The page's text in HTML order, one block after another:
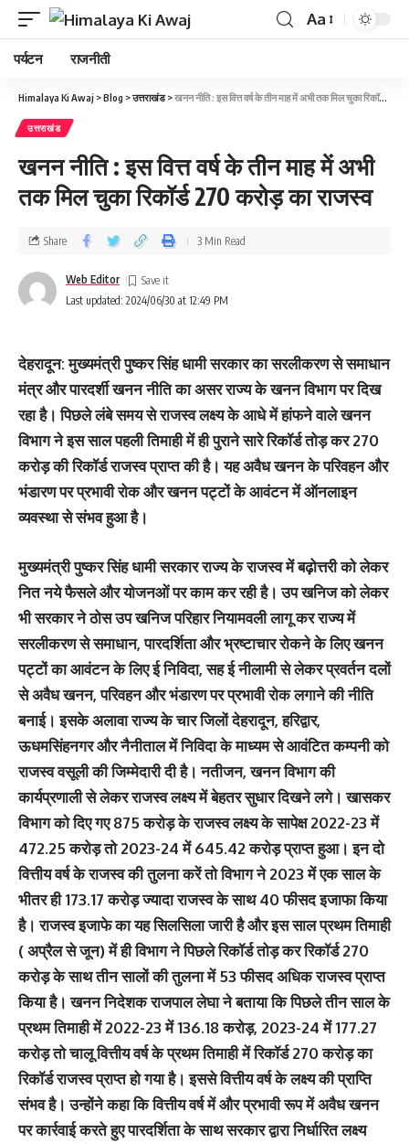
Aa
पर्यटन राजनीती
Himalaya Ki Awaj >Blog >उत्तराखंड>खनन नीति : इस वित्त वर्ष के तीन माह में अभी तक मिल चुका रिकॉर्ड 270 करोड़ का राजस्व
उत्तराखंड
खनन नीति : इस वित्त वर्ष के तीन माह में अभी
तक मिल चुका रिकॉर्ड 270 करोड़ का राजस्व
Last updated: 2024/06/30 at 12:49 PM
Web Editor
Share 3 Min Read
देहरादून: मुख्यमंत्री पुष्कर सिंह धामी सरकार का सरलीकरण से समाधान
मंत्र और पारदर्शी खनन नीति का असर राज्य के खनन विभाग पर दिख
रहा है। पिछले लंबे समय से राजस्व लक्ष्य के आधे में हांफने वाले खनन
विभाग ने इस साल पहली तिमाही में ही पुराने सारे रिकॉर्ड तोड़ कर 270
करोड़ की रिकॉर्ड राजस्व प्राप्त की है। यह अवैध खनन के परिवहन और
भंडारण पर प्रभावी रोक और खनन पट्टों के आवंटन में ऑनलाइन
व्यवस्था से संभव हुआ है।
मुख्यमंत्री पुष्कर सिंह धामी सरकार राज्य के राजस्व में बढ़ोत्तरी को लेकर
नित नये फैसले और योजनओं पर काम कर रही है। उप खनिज को लेकर
भी सरकार ने ठोस उप खनिज परिहार नियामवली लागू कर राज्य में
सरलीकरण से समाधान, पारदर्शिता और भ्रष्टाचार रोकने के लिए खनन
पट्टों का आवंटन के लिए ई निविदा, सह ई नीलामी से लेकर प्रवर्तन दलों
से अवैध खनन, परिवहन और भंडारण पर प्रभावी रोक लगाने की नीति
बनाई। इसके अलावा राज्य के चार जिलों देहरादून, हरिद्वार,
ऊधमसिंहनगर और नैनीताल में निविदा के माध्यम से आवंटित कम्पनी को
राजस्व वसूली की जिम्मेदारी दी है। नतीजन, खनन विभाग की
कार्यप्रणाली से लेकर राजस्व लक्ष्य में बेहतर सुधार दिखने लगे। खासकर
विभाग को दिए गए 875 करोड़ के राजस्व लक्ष्य के सापेक्ष 2022-23 में
472.25 करोड़ तो 2023-24 में 645.42 करोड़ प्राप्त हुआ। इन दो
वित्तीय वर्ष के राजस्व की तुलना करें तो विभाग ने 2023 में एक साल के
भीतर ही 173.17 करोड़ ज्यादा राजस्व के साथ 40 फीसद इजाफा किया
है। राजस्व इजाफे का यह सिलसिला जारी है और इस साल प्रथम तिमाही
( अप्रैल से जून) में ही विभाग ने पिछले रिकॉर्ड तोड़ कर रिकॉर्ड 270
करोड़ के साथ तीन सालों की तुलना में 53 फीसद अधिक राजस्व प्राप्त
किया है। खनन निदेशक राजपाल लेघा ने बताया कि पिछले तीन साल के
प्रथम तिमाही में 2022-23 में 136.18 करोड़, 2023-24 में 177.27
करोड़ तो चालू वित्तीय वर्ष के प्रथम तिमाही में रिकॉर्ड 270 करोड़ का
रिकॉर्ड राजस्व प्राप्त हो गया है। इससे वित्तीय वर्ष के लक्ष्य की प्राप्ति
संभव है। उन्होंने कहा कि वित्तीय वर्ष में और प्रभावी रूप में अवैध खनन
पर कार्रवाई करते हुए पारदर्शिता के साथ सरकार द्वारा निर्धारित लक्ष्य